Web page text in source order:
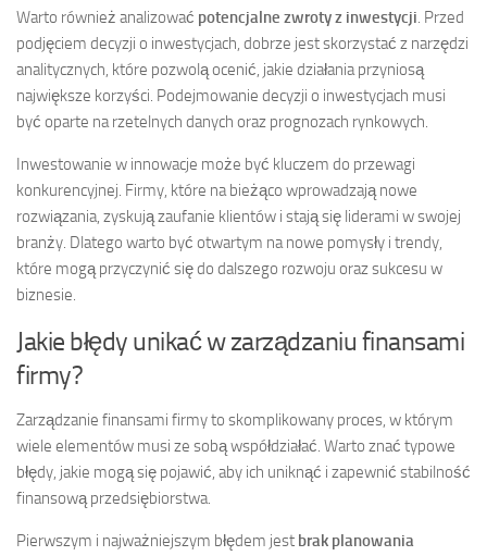
Warto również analizować potencjalne zwroty z inwestycji. Przed
podjęciem decyzji o inwestycjach, dobrze jest skorzystać z narzędzi
analitycznych, które pozwolą ocenić, jakie działania przyniosą
największe korzyści. Podejmowanie decyzji o inwestycjach musi
być oparte na rzetelnych danych oraz prognozach rynkowych.
Inwestowanie w innowacje może być kluczem do przewagi
konkurencyjnej. Firmy, które na bieżąco wprowadzają nowe
rozwiązania, zyskują zaufanie klientów i stają się liderami w swojej
branży. Dlatego warto być otwartym na nowe pomysły i trendy,
które mogą przyczynić się do dalszego rozwoju oraz sukcesu w
biznesie.
Jakie błędy unikać w zarządzaniu finansami
firmy?
Zarządzanie finansami firmy to skomplikowany proces, w którym
wiele elementów musi ze sobą współdziałać. Warto znać typowe
błędy, jakie mogą się pojawić, aby ich uniknąć i zapewnić stabilność
finansową przedsiębiorstwa.
Pierwszym i najważniejszym błędem jest brak planowania